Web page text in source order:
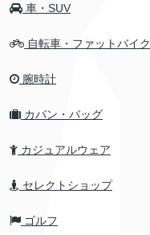
車・SUV
自転車・ファットバイク
腕時計
カバン・バッグ
カジュアルウェア
セレクトショップ
ゴルフ